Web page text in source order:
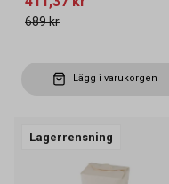
689 kr
Lägg i varukorgen
Lagerrensning